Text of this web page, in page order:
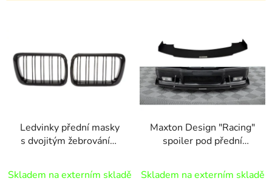
o
d
p
k
Ledvinky přední masky
s dvojitým žebrováním
(1996-1999)
Skladem na externím skladě
Maxton Design "Racing"
spoiler pod přední
E36, plast ABS bez
povrchové úpravy
Skladem na externím skladě